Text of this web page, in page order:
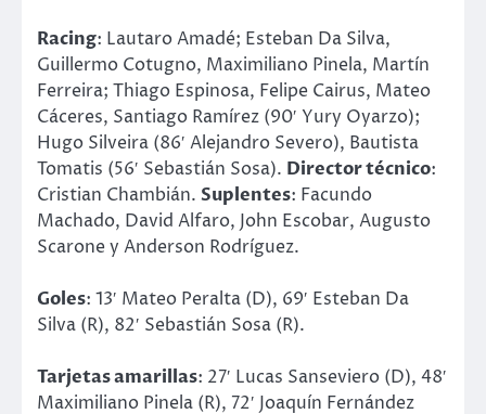
Racing: Lautaro Amadé; Esteban Da Silva,
Guillermo Cotugno, Maximiliano Pinela, Martín
Ferreira; Thiago Espinosa, Felipe Cairus, Mateo
Cáceres, Santiago Ramírez (90′ Yury Oyarzo);
Hugo Silveira (86′ Alejandro Severo), Bautista
Tomatis (56′ Sebastián Sosa). Director técnico:
Cristian Chambián. Suplentes: Facundo
Machado, David Alfaro, John Escobar, Augusto
Scarone y Anderson Rodríguez.
Goles: 13′ Mateo Peralta (D), 69′ Esteban Da
Silva (R), 82′ Sebastián Sosa (R).
Tarjetas amarillas: 27′ Lucas Sanseviero (D), 48′
Maximiliano Pinela (R), 72′ Joaquín Fernández